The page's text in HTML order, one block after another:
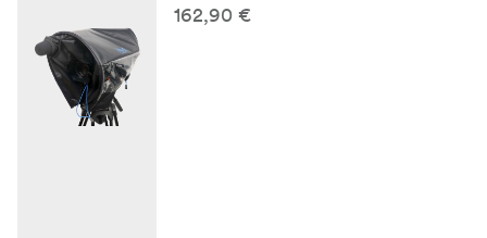
162,90 €